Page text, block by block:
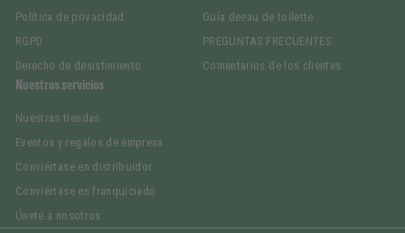
Política de privacidad
RGPD
Derecho de desistimiento
Guía deeau de toilette
PREGUNTAS FRECUENTES
Comentarios de los clientes
Nuestros servicios
Nuestras tiendas
Eventos y regalos de empresa
Conviértase en distribuidor
Conviértase en franquiciado
Únete a nosotros